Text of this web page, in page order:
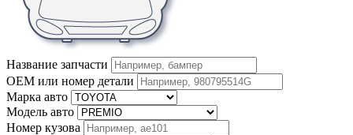
Название запчасти
OEM или номер детали
Марка авто
Модель авто
Номер кузова